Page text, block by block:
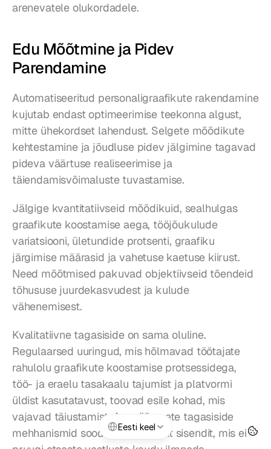
arenevatele olukordadele.
Edu Mõõtmine ja Pidev
Parendamine
Automatiseeritud personaligraafikute rakendamine
kujutab endast optimeerimise teekonna algust,
mitte ühekordset lahendust. Selgete mõõdikute
kehtestamine ja jõudluse pidev jälgimine tagavad
pideva väärtuse realiseerimise ja
täiendamisvõimaluste tuvastamise.
Jälgige kvantitatiivseid mõõdikuid, sealhulgas
graafikute koostamise aega, tööjõukulude
variatsiooni, ületundide protsenti, graafiku
järgimise määrasid ja vahetuse kaetuse kiirust.
Need mõõtmised pakuvad objektiivseid tõendeid
tõhususe juurdekasvudest ja kulude
vähenemisest.
Kvalitatiivne tagasiside on sama oluline.
Regulaarsed uuringud, mis hõlmavad töötajate
rahulolu graafikute koostamise protsessidega,
töö- ja eraelu tasakaalu tajumist ja platvormi
üldist kasutatavust, toovad esile kohad, mis
vajavad täiustamist. Anonüümsete tagasiside
mehhanismid soodustavad ausat sisendit, mis ei
Select Language
Eesti keel